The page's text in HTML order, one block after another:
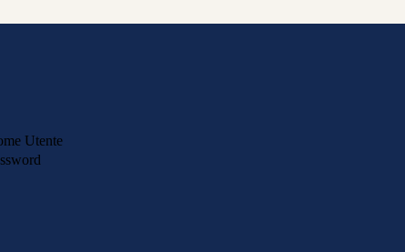
Utente